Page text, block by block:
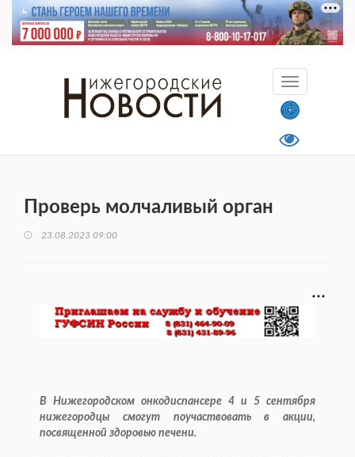
Проверь молчаливый орган
23.08.2023 09:00
В Нижегородском онкодиспансере 4 и 5 сентября
нижегородцы смогут поучаствовать в акции,
посвященной здоровью печени.